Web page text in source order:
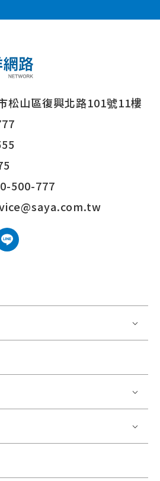
松山區復興北路101號11樓
500-777